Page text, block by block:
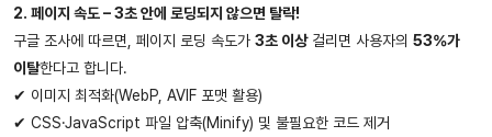
2. 페이지 속도 – 3초 안에 로딩되지 않으면 탈락!
구글 조사에 따르면, 페이지 로딩 속도가 3초 이상걸리면 사용자의 53%가
이탈한다고 합니다.
✔ 이미지 최적화(WebP, AVIF 포맷 활용)
✔ CSS·JavaScript 파일 압축(Minify) 및 불필요한 코드 제거